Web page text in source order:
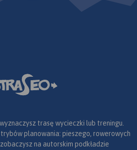
trasę wycieczki lub treningu.
planowania: pieszego, rowerowych
na autorskim podkładzie